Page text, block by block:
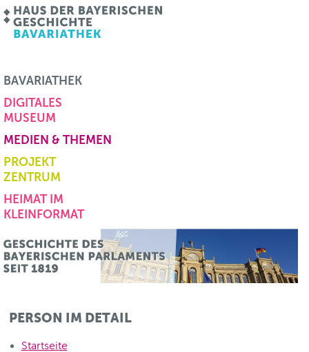
BAVARIATHEK
DIGITALES
MUSEUM
MEDIEN & THEMEN
PROJEKT
ZENTRUM
HEIMAT IM
KLEINFORMAT
PERSON IM DETAIL
Startseite